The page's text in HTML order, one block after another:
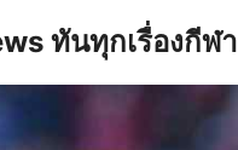
ทันทุกเรื่องกีฬา